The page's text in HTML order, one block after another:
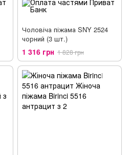
Чоловіча піжама SNY 2524
чорний (3 шт.)
1 316 грн 1 828 грн